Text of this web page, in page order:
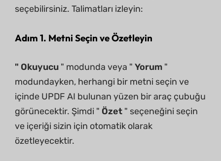
seçebilirsiniz. Talimatları izleyin:
Adım 1. Metni Seçin ve Özetleyin
" Okuyucu " modunda veya " Yorum "
modundayken, herhangi bir metni seçin ve
içinde UPDF AI bulunan yüzen bir araç çubuğu
görünecektir. Şimdi " Özet " seçeneğini seçin
ve içeriği sizin için otomatik olarak
özetleyecektir.